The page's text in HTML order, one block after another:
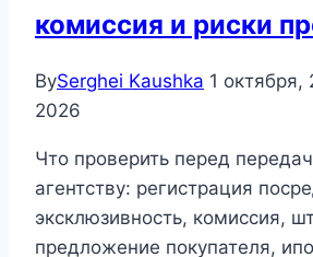
комиссия и риски
BySerghei Kaushka 1 октября,
2026
Что проверить перед
агентству: регистрация
эксклюзивность, комиссия,
предложение покупателя,